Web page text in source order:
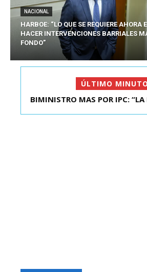
NACIONAL
HARBOE: “LO QUE SE REQUIERE AHORA
HACER INTERVENCIONES BARRIALES
FONDO”
ÚLTIMO MINUTO
KAST SE REUNIÓ CON EL
BIMINISTRO MAS POR IPC: “LA